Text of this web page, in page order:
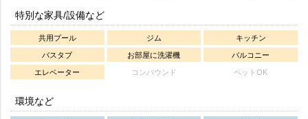
特別な家具/設備など
共用プール ジム キッチン
バスタブ お部屋に洗濯機 バルコニー
エレベーター コンパウンド ペットOK
環境など